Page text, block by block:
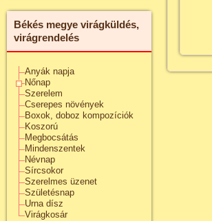
Békés megye virágküldés,
virágrendelés
Anyák napja
Nőnap
Szerelem
Cserepes növények
Boxok, doboz kompozíciók
Koszorú
Megbocsátás
Mindenszentek
Névnap
Sírcsokor
Szerelmes üzenet
Születésnap
Urna dísz
Virágkosár